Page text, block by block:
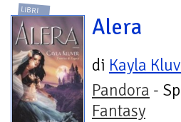
LIBRI
Alera
di Kayla
Pandora -
Fantasy